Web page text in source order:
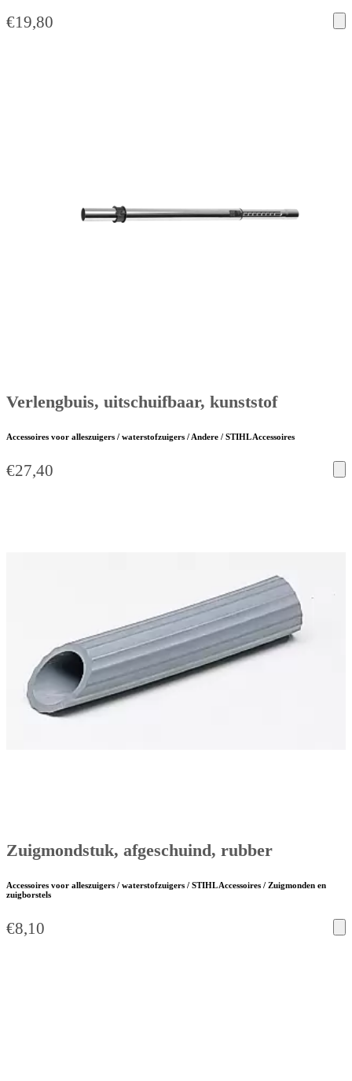
€19,80
Verlengbuis, uitschuifbaar, kunststof
Accessoires voor alleszuigers / waterstofzuigers / Andere / STIHL Accessoires
€27,40
Zuigmondstuk, afgeschuind, rubber
Accessoires voor alleszuigers / waterstofzuigers / STIHL Accessoires / Zuigmonden en
zuigborstels
€8,10